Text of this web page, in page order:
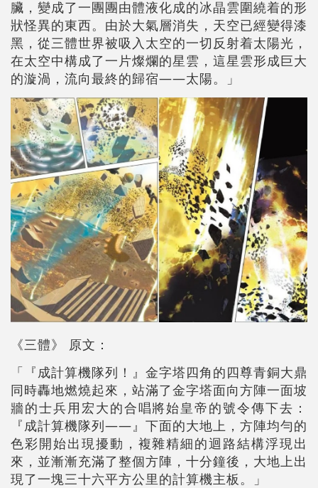
臟，變成了一團團由體液化成的冰晶雲圍繞着的形
狀怪異的東西。由於大氣層消失，天空已經變得漆
黑，從三體世界被吸入太空的一切反射着太陽光，
在太空中構成了一片燦爛的星雲，這星雲形成巨大
的漩渦，流向最終的歸宿——太陽。」
《三體》 原文：
「『成計算機隊列！』金字塔四角的四尊青銅大鼎
同時轟地燃燒起來，站滿了金字塔面向方陣一面坡
牆的士兵用宏大的合唱將始皇帝的號令傳下去：
『成計算機隊列——』下面的大地上，方陣均勻的
色彩開始出現擾動，複雜精細的迴路結構浮現出
來，並漸漸充滿了整個方陣，十分鐘後，大地上出
現了一塊三十六平方公里的計算機主板。」